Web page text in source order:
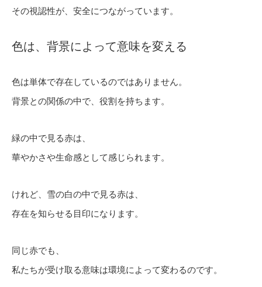
その視認性が、安全につながっています。
色は、背景によって意味を変える
色は単体で存在しているのではありません。
背景との関係の中で、役割を持ちます。
緑の中で見る赤は、
華やかさや生命感として感じられます。
けれど、雪の白の中で見る赤は、
存在を知らせる目印になります。
同じ赤でも、
私たちが受け取る意味は環境によって変わるのです。